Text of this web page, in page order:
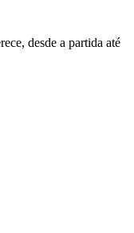
desde a partida até